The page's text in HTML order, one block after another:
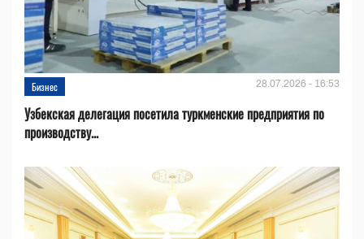
Бизнес 28.07.2026 - 16:53
Узбекская делегация посетила туркменские предприятия по
производству...